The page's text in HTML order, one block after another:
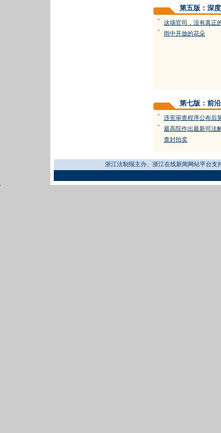
第五版：深度
= 这场官司，没有真正
= 雨中开放的花朵
第七版：前沿
= 违宪审查程序公布后
=
最高院作出最新司
查封拍卖
浙江法制报主办、浙江在线新闻网站平台